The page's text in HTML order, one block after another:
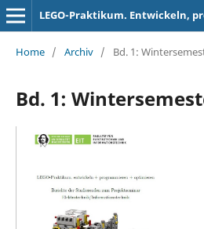
Home / Archiv / Bd. 1:
Bd. 1: